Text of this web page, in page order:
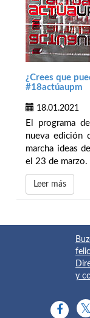
¿Crees que
#18actúaupm
18.01.2021
El programa
nueva edición
marcha ideas
el 23 de marzo.
Leer más
y